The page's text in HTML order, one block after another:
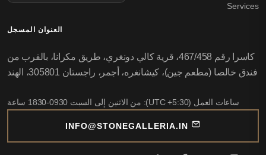
Services
العنوان المسجل
كاسرا رقم 467/458، قرية كالي دونغري، طريق مكرانا، بالقرب من
فندق خالصا (مطعم جين)، كيشانغره، أجمر، راجستان 305801، الهند
ساعات العمل (UTC +5:30): من الاثنين إلى السبت 0930-1830 ساعة
INFO@STONEGALLERIA.IN